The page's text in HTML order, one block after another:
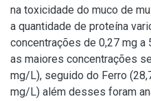
na toxicidade do muco de
a quantidade de proteína
concentrações de 0,27 mg a
as maiores concentrações
mg/L), seguido do Ferro
mg/L) além desses foram